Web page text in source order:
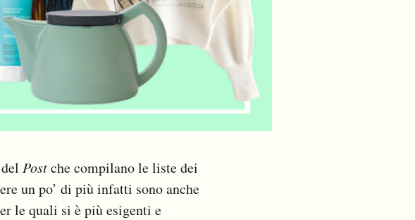
Postche compilano le liste dei
un po’ di più infatti sono anche
le quali si è più esigenti e